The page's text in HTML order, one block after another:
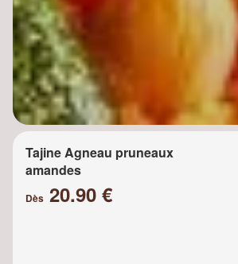
Tajine Agneau pruneaux
amandes
Dès 20.90 €